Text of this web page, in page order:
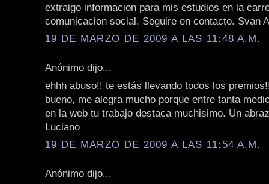
extraigo informacion para mis estudios en la
comunicacion social. Seguire en contacto. Svan
19 DE MARZO DE 2009 A LAS 11:48 A.M.
Anónimo dijo...
ehhh abuso!! te estás llevando todos los
bueno, me alegra mucho porque entre tanta
en la web tu trabajo destaca muchisimo. Un
Luciano
19 DE MARZO DE 2009 A LAS 11:54 A.M.
Anónimo dijo...